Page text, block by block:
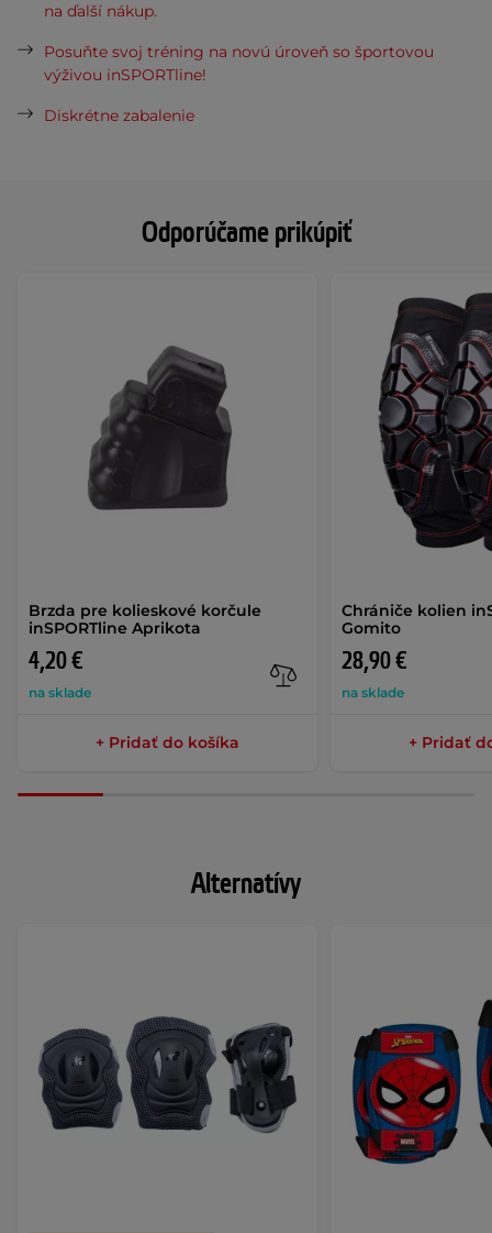
Odporúčame prikúpiť
Brzda pre kolieskové korčule
inSPORTline Aprikota
4,20 €
na sklade
+ Pridať do košíka
Chrániče kolien
Gomito
28,90 €
na sklade
+ Pridať
na ďalší nákup.
Posuňte svoj tréning na novú úroveň so športovou
výživou inSPORTline!
Diskrétne zabalenie
Alternatívy